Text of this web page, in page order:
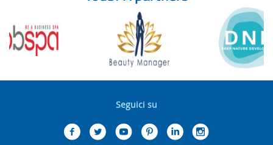
Seguici su